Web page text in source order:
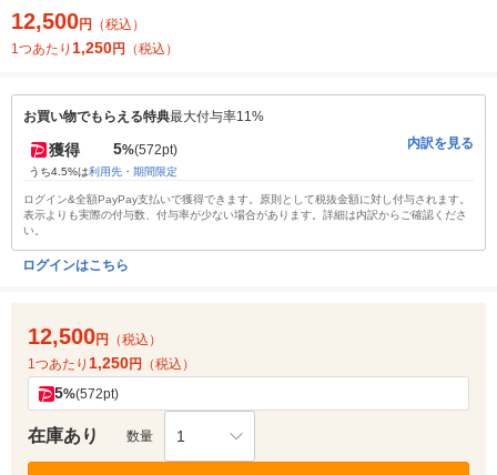
12,500円
（税込）
1つあたり 1,250円 （税込）
お買い物でもらえる特典最大付与率11%
獲得 5%(572pt)
うち4.5%は利用先・期間限定
内訳を見る
ログイン&全額PayPay支払いで獲得できます。原則として税抜金額に対し付与されます。
表示よりも実際の付与数、付与率が少ない場合があります。詳細は内訳からご確認くださ
い。
ログインはこちら
12,500円
（税込）
1つあたり 1,250円 （税込）
5%(572pt)
在庫あり 数量 1